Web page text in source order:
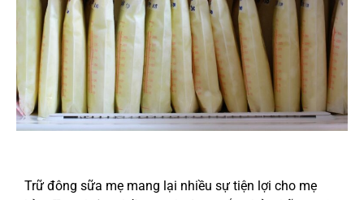
Trữ đông sữa mẹ mang lại nhiều sự tiện lợi cho mẹ